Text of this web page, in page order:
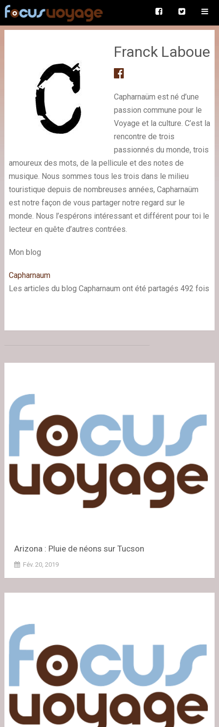
Franck Laboue
Capharnaüm est né d’une
passion commune pour le
Voyage et la culture. C’est la
rencontre de trois
passionnés du monde, trois
amoureux des mots, de la pellicule et des notes de
musique. Nous sommes tous les trois dans le milieu
touristique depuis de nombreuses années, Capharnaüm
est notre façon de vous partager notre regard sur le
monde. Nous l’espérons intéressant et différent pour toi le
lecteur en quête d’autres contrées.
Mon blog
Capharnaum
Les articles du blog Capharnaum ont été partagés 492 fois
Arizona : Pluie de néons sur Tucson
Fév. 20, 2019